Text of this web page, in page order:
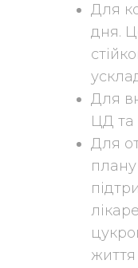
Для
дня.
Для
ЦД та
Для